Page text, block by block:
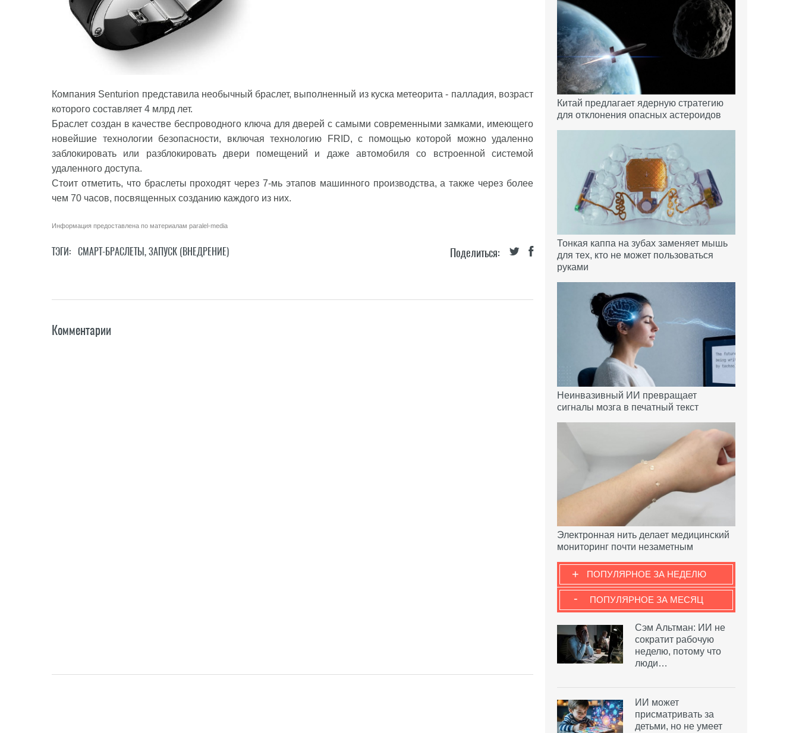
Компания Senturion представила необычный браслет, выполненный из куска метеорита - палладия, возраст
которого составляет 4 млрд лет.
Браслет создан в качестве беспроводного ключа для дверей с самыми современными замками, имеющего
новейшие технологии безопасности, включая технологию FRID, с помощью которой можно удаленно
заблокировать или разблокировать двери помещений и даже автомобиля со встроенной системой
удаленного доступа.
Стоит отметить, что браслеты проходят через 7-мь этапов машинного производства, а также через более
чем 70 часов, посвященных созданию каждого из них.
Информация предоставлена по материалам paralel-media
Поделиться:
ТЭГИ: СМАРТ-БРАСЛЕТЫ,ЗАПУСК (ВНЕДРЕНИЕ)
Комментарии
Китай предлагает ядерную стратегию
для отклонения опасных астероидов
Тонкая каппа на зубах заменяет мышь
для тех, кто не может пользоваться
руками
Неинвазивный ИИ превращает
сигналы мозга в печатный текст
Электронная нить делает медицинский
мониторинг почти незаметным
ПОПУЛЯРНОЕ ЗА НЕДЕЛЮ
+
ПОПУЛЯРНОЕ ЗА МЕСЯЦ
-
Сэм Альтман: ИИ не
сократит рабочую
неделю, потому что
люди…
ИИ может
присматривать за
детьми, но не умеет